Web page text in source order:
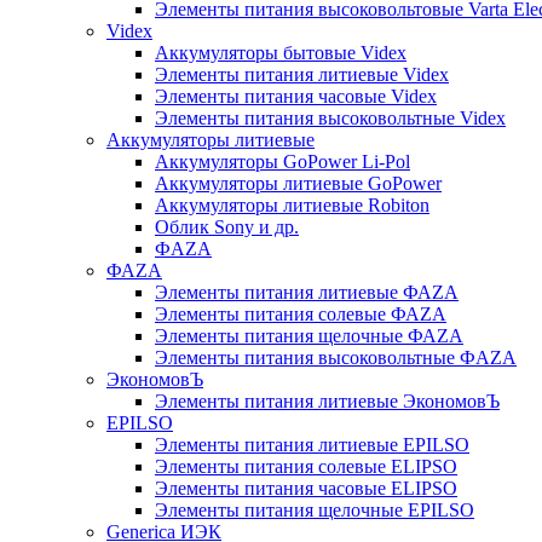
Элементы питания высоковольтовые Varta
Videx
Аккумуляторы бытовые Videx
Элементы питания литиевые Videx
Элементы питания часовые Videx
Элементы питания высоковольтные Videx
Аккумуляторы литиевые
Аккумуляторы GoPower Li-Pol
Аккумуляторы литиевые GoPower
Аккумуляторы литиевые Robiton
Облик Sony и др.
ФAZA
ФАZA
Элементы питания литиевые ФАZА
Элементы питания солевые ФАZА
Элементы питания щелочные ФАZА
Элементы питания высоковольтные ФAZA
ЭкономовЪ
Элементы питания литиевые ЭкономовЪ
EPILSO
Элементы питания литиевые EPILSO
Элементы питания солевые ELIPSO
Элементы питания часовые ELIPSO
Элементы питания щелочные EPILSO
Generica ИЭК